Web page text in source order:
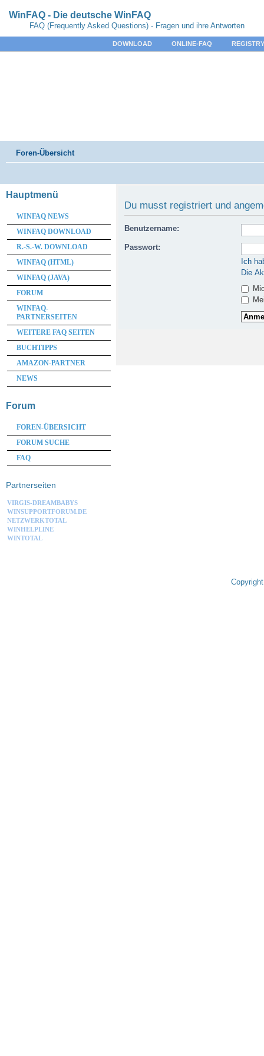
WinFAQ - Die deutsche WinFAQ
FAQ (Frequently Asked Questions) - Fragen und ihre Antworten
DOWNLOAD ONLINE-FAQ
Foren-Übersicht
Du musst registriert und
Benutzername:
Passwort:
Ich
Die
Hauptmenü
WINFAQ NEWS
WINFAQ DOWNLOAD
R.-S.-W. DOWNLOAD
WINFAQ (HTML)
WINFAQ (JAVA)
FORUM
WINFAQ-
PARTNERSEITEN
WEITERE FAQ SEITEN
BUCHTIPPS
AMAZON-PARTNER
NEWS
Forum
FOREN-ÜBERSICHT
FORUM SUCHE
FAQ
Partnerseiten
VIRGIS-DREAMBABYS
WINSUPPORTFORUM.DE
NETZWERKTOTAL
WINHELPLINE
WINTOTAL